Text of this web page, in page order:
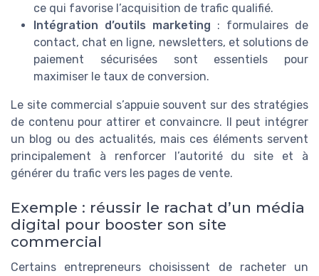
ce qui favorise l’acquisition de trafic qualifié.
Intégration d’outils marketing : formulaires de
contact, chat en ligne, newsletters, et solutions de
paiement sécurisées sont essentiels pour
maximiser le taux de conversion.
Le site commercial s’appuie souvent sur des stratégies
de contenu pour attirer et convaincre. Il peut intégrer
un blog ou des actualités, mais ces éléments servent
principalement à renforcer l’autorité du site et à
générer du trafic vers les pages de vente.
Exemple : réussir le rachat d’un média
digital pour booster son site
commercial
Certains entrepreneurs choisissent de racheter un